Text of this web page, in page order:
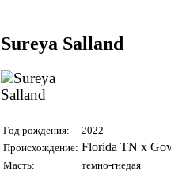
Sureya Salland
Год рождения:
2022
Происхождение: Florida TN x
Масть:
темно-гнедая